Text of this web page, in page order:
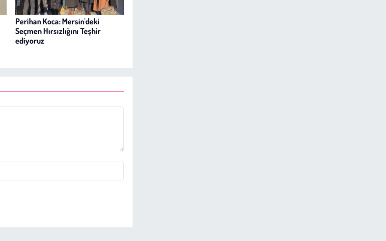
Perihan Koca: Mersin'deki
Seçmen Hırsızlığını Teşhir
ediyoruz